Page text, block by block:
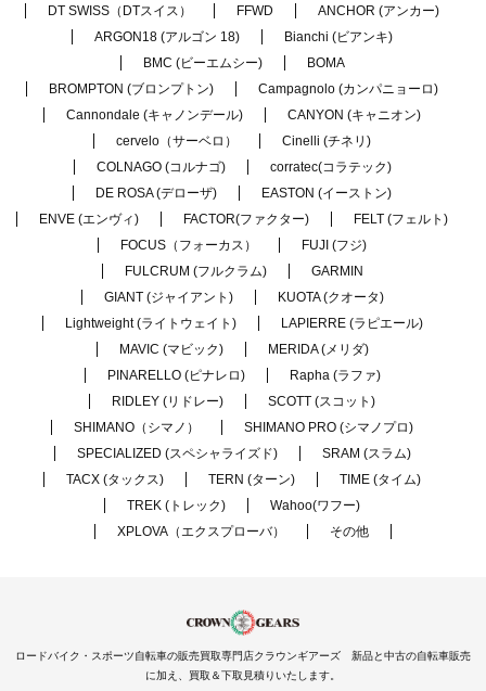
DT SWISS（DTスイス）
FFWD
ANCHOR (アンカー)
ARGON18 (アルゴン 18)
Bianchi (ビアンキ)
BMC (ビーエムシー)
BOMA
BROMPTON (ブロンプトン)
Campagnolo (カンパニョーロ)
Cannondale (キャノンデール)
CANYON (キャニオン)
cervelo（サーベロ）
Cinelli (チネリ)
COLNAGO (コルナゴ)
corratec(コラテック)
DE ROSA (デローザ)
EASTON (イーストン)
ENVE (エンヴィ)
FACTOR(ファクター)
FELT (フェルト)
FOCUS（フォーカス）
FUJI (フジ)
FULCRUM (フルクラム)
GARMIN
GIANT (ジャイアント)
KUOTA (クオータ)
Lightweight (ライトウェイト)
LAPIERRE (ラピエール)
MAVIC (マビック)
MERIDA (メリダ)
PINARELLO (ピナレロ)
Rapha (ラファ)
RIDLEY (リドレー)
SCOTT (スコット)
SHIMANO（シマノ）
SHIMANO PRO (シマノプロ)
SPECIALIZED (スペシャライズド)
SRAM (スラム)
TACX (タックス)
TERN (ターン)
TIME (タイム)
TREK (トレック)
Wahoo(ワフー)
XPLOVA（エクスプローバ）
その他
ロードバイク・スポーツ自転車の販売買取専門店クラウンギアーズ 新品と中古の自転車販売
に加え、買取＆下取見積りいたします。